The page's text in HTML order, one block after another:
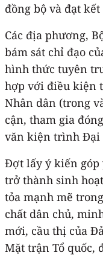
đồng bộ và đạt
Các địa phương,
bám sát chỉ đạo
hình thức tuyên
hợp với điều kiện
Nhân dân (trong
cận, tham gia
văn kiện trình Đại
Đợt lấy ý kiến góp
trở thành sinh
tỏa mạnh mẽ
chất dân chủ,
mới, cầu thị của
Mặt trận Tổ quốc,